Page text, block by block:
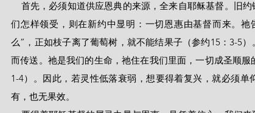
们怎样领受，则在新约中显明：一切恩惠由基督而来。
么”，正如枝子离了葡萄树，就不能结果子（参约15：3-5
而传送。祂是我们的生命，祂住在我们里面，一切成圣顺服
1-4）。因此，若灵性低落衰弱，想要得着复兴，就必须
有，也无果效。